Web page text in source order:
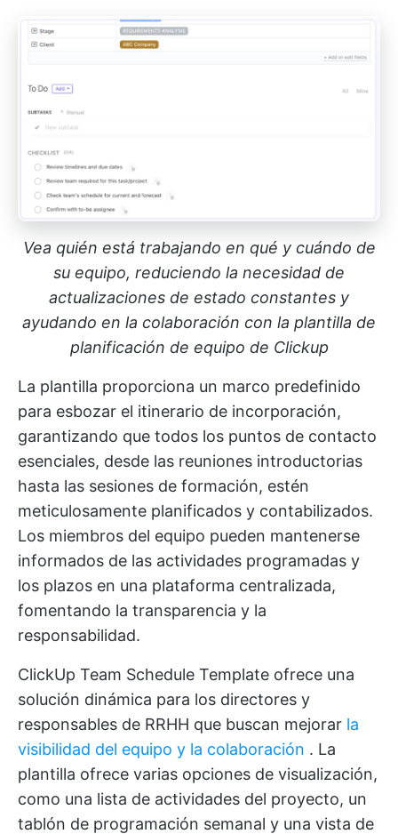
Vea quién está trabajando en qué y cuándo de
su equipo, reduciendo la necesidad de
actualizaciones de estado constantes y
ayudando en la colaboración con la plantilla de
planificación de equipo de Clickup
La plantilla proporciona un marco predefinido
para esbozar el itinerario de incorporación,
garantizando que todos los puntos de contacto
esenciales, desde las reuniones introductorias
hasta las sesiones de formación, estén
meticulosamente planificados y contabilizados.
Los miembros del equipo pueden mantenerse
informados de las actividades programadas y
los plazos en una plataforma centralizada,
fomentando la transparencia y la
responsabilidad.
ClickUp Team Schedule Template ofrece una
solución dinámica para los directores y
responsables de RRHH que buscan mejorar la
visibilidad del equipo y la colaboración . La
plantilla ofrece varias opciones de visualización,
como una lista de actividades del proyecto, un
tablón de programación semanal y una vista de